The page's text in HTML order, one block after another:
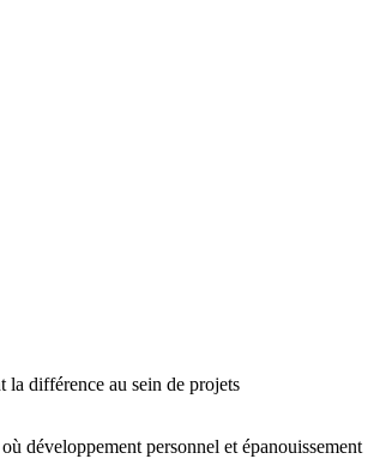
la différence au sein de projets
développement personnel et épanouissement